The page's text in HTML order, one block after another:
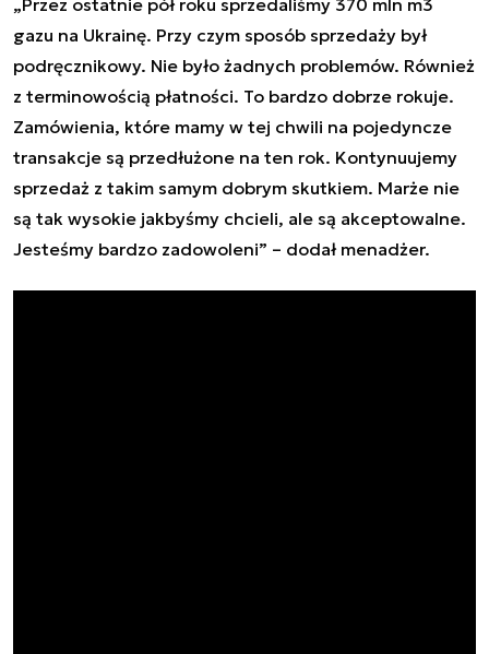
„Przez ostatnie pół roku sprzedaliśmy 370 mln m3
gazu na Ukrainę. Przy czym sposób sprzedaży był
podręcznikowy. Nie było żadnych problemów. Również
z terminowością płatności. To bardzo dobrze rokuje.
Zamówienia, które mamy w tej chwili na pojedyncze
transakcje są przedłużone na ten rok. Kontynuujemy
sprzedaż z takim samym dobrym skutkiem. Marże nie
są tak wysokie jakbyśmy chcieli, ale są akceptowalne.
Jesteśmy bardzo zadowoleni” – dodał menadżer.